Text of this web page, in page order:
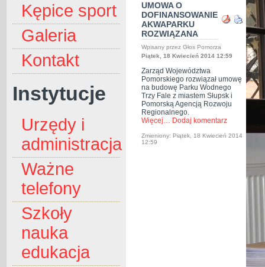
Kępice sport
Galeria
Kontakt
Instytucje
Urzędy i
administracja
Ważne
telefony
Szkoły
nauka
edukacja
UMOWA O
DOFINANSOWANIE
AKWAPARKU
ROZWIĄZANA
Wpisany przez Głos Pomorza
Piątek, 18 Kwiecień 2014 12:59
Zarząd Województwa
Pomorskiego rozwiązał umowę
na budowę Parku Wodnego
Trzy Fale z miastem Słupsk i
Pomorską Agencją Rozwoju
Regionalnego.
Więcej… Dodaj komentarz
Zmieniony: Piątek, 18 Kwiecień 2014
12:59